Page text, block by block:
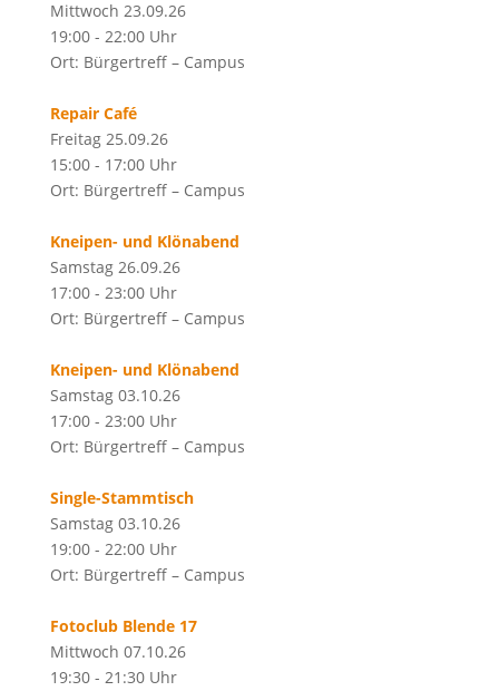
Mittwoch 23.09.26
19:00 - 22:00 Uhr
Ort: Bürgertreff – Campus
Repair Café
Freitag 25.09.26
15:00 - 17:00 Uhr
Ort: Bürgertreff – Campus
Kneipen- und Klönabend
Samstag 26.09.26
17:00 - 23:00 Uhr
Ort: Bürgertreff – Campus
Kneipen- und Klönabend
Samstag 03.10.26
17:00 - 23:00 Uhr
Ort: Bürgertreff – Campus
Single-Stammtisch
Samstag 03.10.26
19:00 - 22:00 Uhr
Ort: Bürgertreff – Campus
Fotoclub Blende 17
Mittwoch 07.10.26
19:30 - 21:30 Uhr